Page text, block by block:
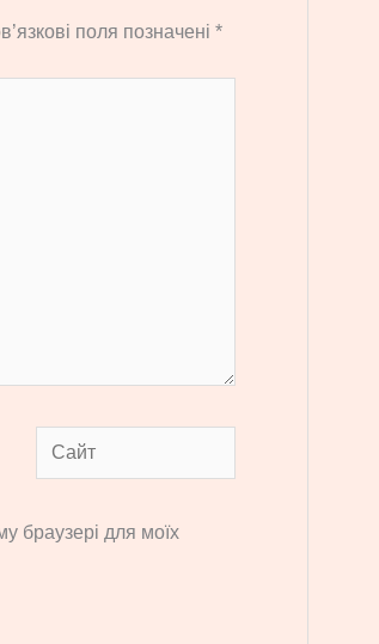
поля позначені *
Сайт
браузері для моїх